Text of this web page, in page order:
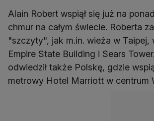
Alain Robert wspiął się już na
chmur na całym świecie. Roberta
"szczyty", jak m.in. wieża w Taipej,
Empire State Building i Sears
odwiedził także Polskę, gdzie
metrowy Hotel Marriott w centrum